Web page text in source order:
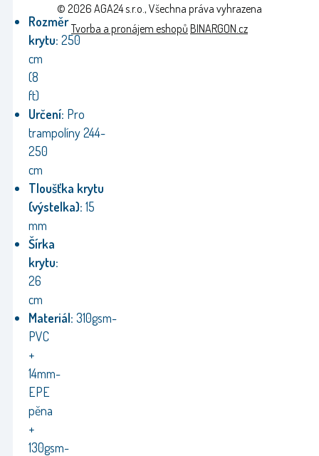
Rozměr
krytu: 250
cm
(8
ft)
Určení: Pro
trampolíny 244-
250
cm
Tloušťka krytu
(výstelka): 15
mm
Šírka
krytu:
26
cm
Materiál: 310gsm-
PVC
+
14mm-
EPE
pěna
+
130gsm-
© 2026 AGA24 s.r.o., Všechna práva vyhrazena
Tvorba a pronájem eshopů BINARGON.cz